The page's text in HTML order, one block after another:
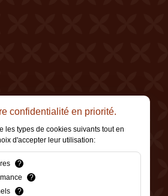
confidentialité en priorité.
les types de cookies suivants tout en
d'accepter leur utilisation:
?
?
?